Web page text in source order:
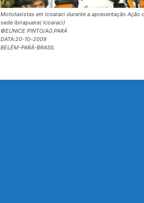
Mototaxistas em Icoaraci durante a apresentação Ação
sede Ibirapuera( Icoaraci)
©EUNICE PINTO/AG.PARÁ
DATA:20-10-2009
BELÉM-PARÁ-BRASIL